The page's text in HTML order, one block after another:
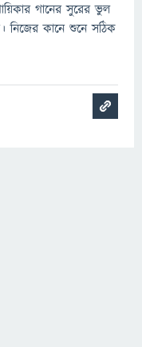
গানের সুরের ভুল
নিজের কানে শুনে সঠিক